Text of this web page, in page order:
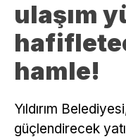
ulaşım
hamle!
Yıldırım
güçlendirecek